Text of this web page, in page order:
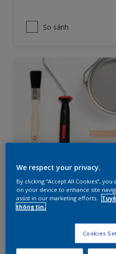
So sánh
Bạn đang cần lên
nhà?
Thử ngay công cụ tìm
Tìm hiểu
We respect your privacy.
By clicking “Accept All Cookies”,
on your device to enhance site
assist in our marketing efforts.
thông tin.
Cookies